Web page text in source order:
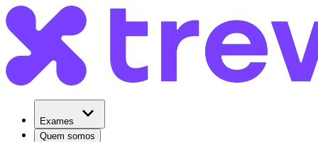
Exames
Quem somos